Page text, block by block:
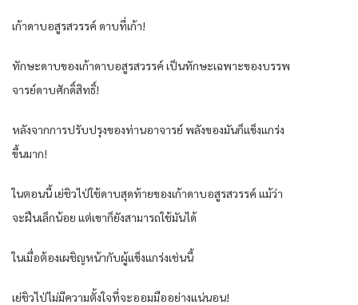
เก้าดาบอสูรสวรรค์ ดาบที่เก้า!
ทักษะดาบของเก้าดาบอสูรสวรรค์ เป็นทักษะเฉพาะของบรรพ
จารย์ดาบศักดิ์สิทธิ์!
หลังจากการปรับปรุงของท่านอาจารย์ พลังของมันก็แข็งแกร่ง
ขึ้นมาก!
ในตอนนี้ เย่ชิวไป่ใช้ดาบสุดท้ายของเก้าดาบอสูรสวรรค์ แม้ว่า
จะฝืนเล็กน้อย แต่เขาก็ยังสามารถใช้มันได้
ในเมื่อต้องเผชิญหน้ากับผู้แข็งแกร่งเช่นนี้
เย่ชิวไป่ไม่มีความตั้งใจที่จะออมมืออย่างแน่นอน!